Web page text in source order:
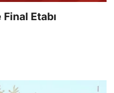
Etabı